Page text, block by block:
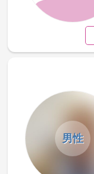
男性